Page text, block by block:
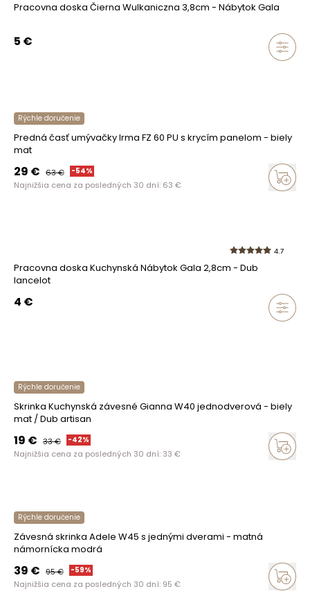
Pracovna doska Čierna Wulkaniczna 3,8cm - Nábytok Gala
5 €
Rýchle doručenie
Predná časť umývačky Irma FZ 60 PU s krycím panelom - biely
mat
29 € 63€ -54%
Najnižšia cena za posledných 30 dní: 63 €
4.7
Pracovna doska Kuchynská Nábytok Gala 2,8cm - Dub
lancelot
4 €
Rýchle doručenie
Skrinka Kuchynská závesné Gianna W40 jednodverová - biely
mat / Dub artisan
19 € 33€ -42%
Najnižšia cena za posledných 30 dní: 33 €
Rýchle doručenie
Závesná skrinka Adele W45 s jednými dverami - matná
námornícka modrá
39 € 95€ -59%
Najnižšia cena za posledných 30 dní: 95 €